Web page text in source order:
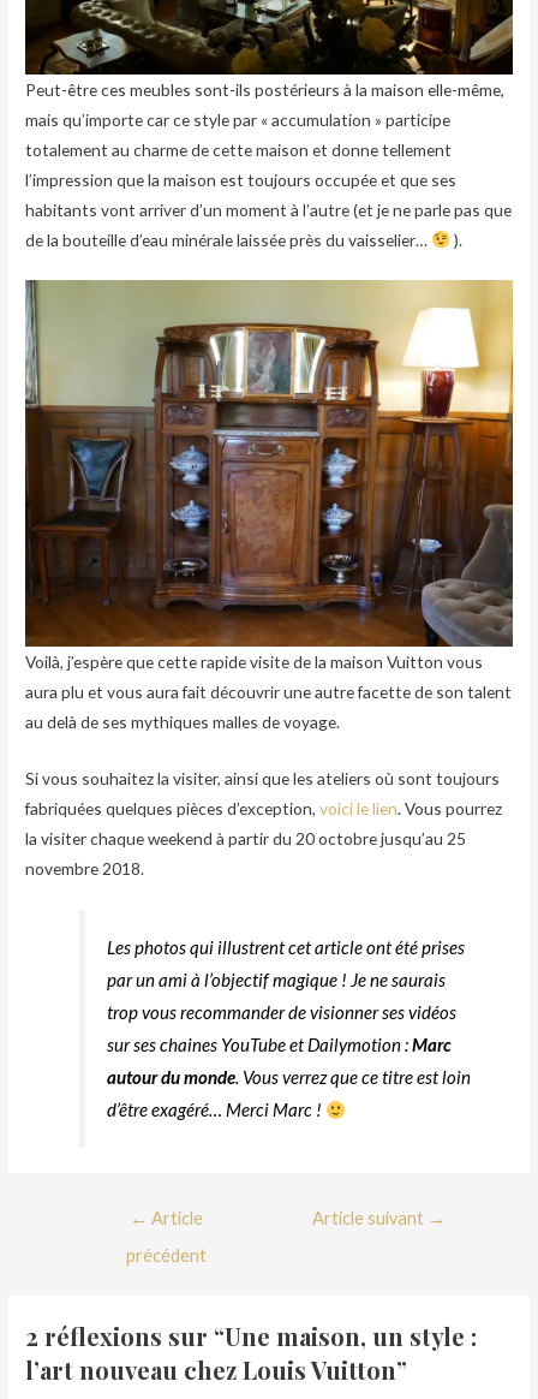
Peut-être ces meubles sont-ils postérieurs à la maison elle-même,
mais qu’importe car ce style par « accumulation » participe
totalement au charme de cette maison et donne tellement
l’impression que la maison est toujours occupée et que ses
habitants vont arriver d’un moment à l’autre (et je ne parle pas que
de la bouteille d’eau minérale laissée près du vaisselier…
).
Voilà, j’espère que cette rapide visite de la maison Vuitton vous
aura plu et vous aura fait découvrir une autre facette de son talent
au delà de ses mythiques malles de voyage.
Si vous souhaitez la visiter, ainsi que les ateliers où sont toujours
fabriquées quelques pièces d’exception,voici le lien. Vous pourrez
la visiter chaque weekend à partir du 20 octobre jusqu’au 25
novembre 2018.
Les photos qui illustrent cet article ont été prises
par un ami à l’objectif magique ! Je ne saurais
trop vous recommander de visionner ses vidéos
sur ses chaines YouTube et Dailymotion :Marc
autour du monde. Vous verrez que ce titre est loin
d’être exagéré… Merci Marc !
← Article
précédent
Article suivant →
2 réflexions sur “Une maison, un style :
l’art nouveau chez Louis Vuitton”